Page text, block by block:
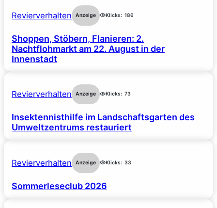
Revierverhalten Anzeige Klicks: 186
Shoppen, Stöbern, Flanieren: 2.
Nachtflohmarkt am 22. August in der
Innenstadt
Revierverhalten Anzeige Klicks: 73
Insektennisthilfe im Landschaftsgarten des
Umweltzentrums restauriert
Revierverhalten Anzeige Klicks: 33
Sommerleseclub 2026